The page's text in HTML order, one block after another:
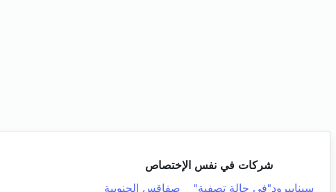
شركات في نفس الإختصاص
سينايبرود"في حالة تصفية"
صفاقس الجنوبية